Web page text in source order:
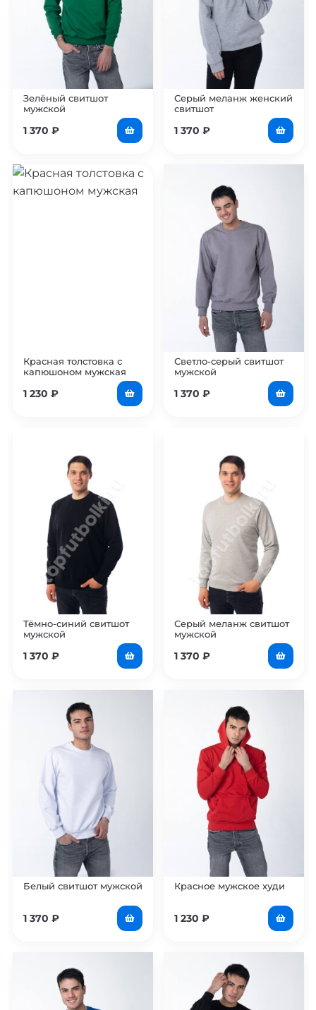
Зелёный свитшот
мужской
1 370 ₽
Серый меланж женский
свитшот
1 370 ₽
Красная толстовка с
капюшоном мужская
1 230 ₽
Светло-серый свитшот
мужской
1 370 ₽
Тёмно-синий свитшот
мужской
1 370 ₽
Серый меланж свитшот
мужской
1 370 ₽
Белый свитшот мужской
1 370 ₽
Красное мужское худи
1 230 ₽